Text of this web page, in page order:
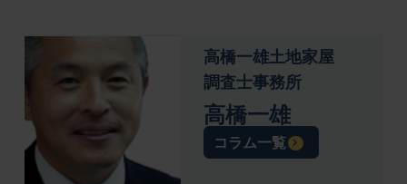
高橋一雄土地家屋
調査士事務所
高橋一雄
コラム一覧